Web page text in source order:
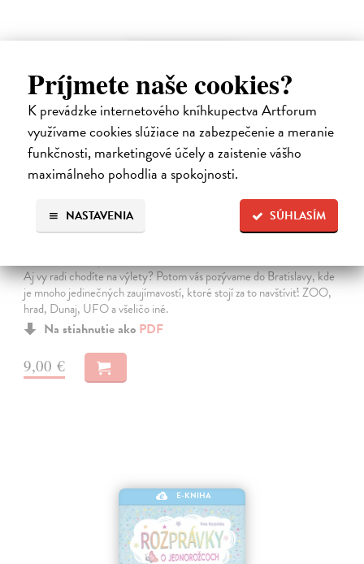
Príjmete naše cookies?
K prevádzke internetového kníhkupectva Artforum
využívame cookies slúžiace na zabezpečenie a meranie
funkčnosti, marketingové účely a zaistenie vášho
maximálneho pohodlia a spokojnosti.
SÚHLASÍM
NASTAVENIA
Maľovaný výlet do Bratislavy
Aj vy radi chodíte na výlety? Potom vás pozývame do Bratislavy, kde
je mnoho jedinečných zaujímavostí, ktoré stojí za to navštíviť: ZOO,
hrad, Dunaj, UFO a všeličo iné.
Na stiahnutie ako PDF
9,00 €
E-KNIHA